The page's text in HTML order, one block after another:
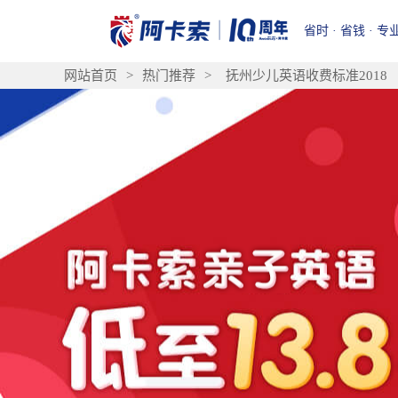
省时 · 省钱 · 专
网站首页 > 热门推荐 > 抚州少儿英语收费标准2018